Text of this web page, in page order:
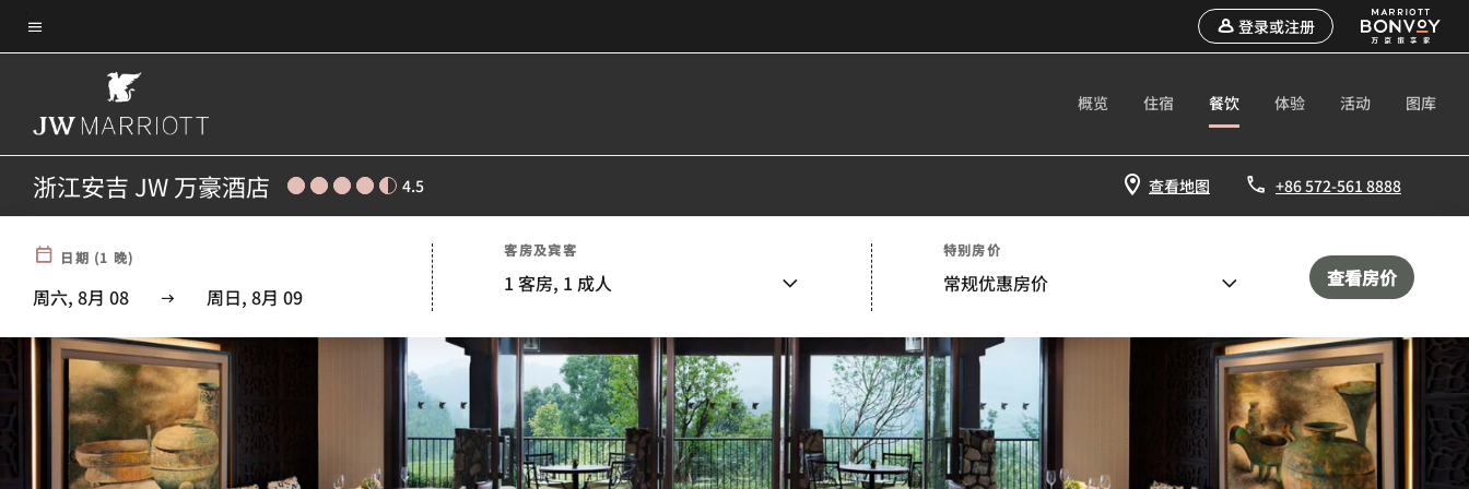
Skip
to菜单文本
登录或注册
概览 住宿 餐饮 体验 活动 图库
浙江安吉 JW 万豪酒店 4.5 查看地图 +86 572-561 8888
日期 (1 晚)
周六, 8月 08 周日, 8月 09
客房及宾客
1 客房, 1 成人
特别房价
常规优惠房价 查看房价